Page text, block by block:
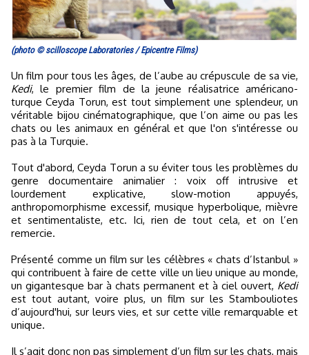
(photo © scilloscope Laboratories / Epicentre Films)
Un film pour tous les âges, de l’aube au crépuscule de sa vie,
Kedi, le premier film de la jeune réalisatrice américano-
turque Ceyda Torun, est tout simplement une splendeur, un
véritable bijou cinématographique, que l’on aime ou pas les
chats ou les animaux en général et que l'on s'intéresse ou
pas à la Turquie.
Tout d'abord, Ceyda Torun a su éviter tous les problèmes du
genre documentaire animalier : voix off intrusive et
lourdement explicative, slow-motion appuyés,
anthropomorphisme excessif, musique hyperbolique, mièvre
et sentimentaliste, etc. Ici, rien de tout cela, et on l’en
remercie.
Présenté comme un film sur les célèbres « chats d’Istanbul »
qui contribuent à faire de cette ville un lieu unique au monde,
un gigantesque bar à chats permanent et à ciel ouvert, Kedi
est tout autant, voire plus, un film sur les Stambouliotes
d’aujourd'hui, sur leurs vies, et sur cette ville remarquable et
unique.
Il s’agit donc non pas simplement d’un film sur les chats, mais